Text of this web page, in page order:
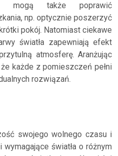
mogą także poprawić
np. optycznie poszerzyć
pokój. Natomiast ciekawe
światła zapewniają efekt
atmosferę. Aranżując
każde z pomieszczeń pełni
rozwiązań.
swojego wolnego czasu i
światła o różnym